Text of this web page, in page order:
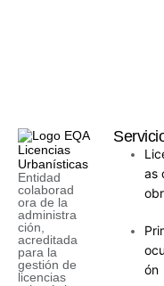
Entidad
colaborad
ora de la
administra
ción,
acreditada
para la
gestión de
licencias
as
ón